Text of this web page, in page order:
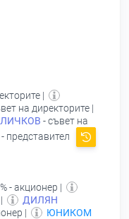
|
на директорите |
- съвет на
- представител
- акционер |
ДИЛЯН
| ЮНИКОМ